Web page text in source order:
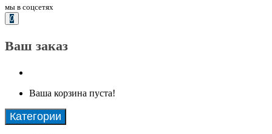
мы в соцсетях
0
Ваш заказ
Ваша корзина пуста!
Категории